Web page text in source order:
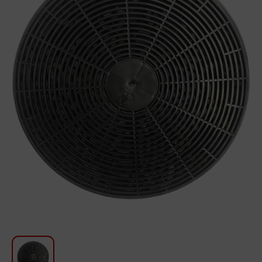
Խոհանոցի համար
Գեղեցկություն և խնամք
Ավտոմեքենաների աուդիոտեխնիկա
Գործիքներ
Սանկերամիկա
Տուն և այգի
Տեքստիլ